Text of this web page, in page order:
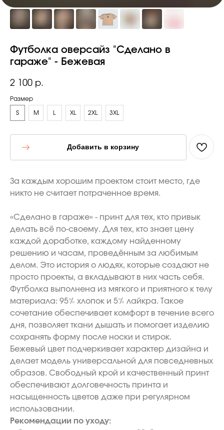
Футболка оверсайз "Сделано в
гараже" - Бежевая
2 100 р.
Размер
S M XL 2XL 3XL
Добавить в корзину
За каждым хорошим проектом стоит место, где
никто не считает потраченное время.
«Сделано в гараже» - принт для тех, кто привык
делать всё по-своему. Для тех, кто знает цену
каждой доработке, каждому найденному
решению и часам, проведённым за любимым
делом. Это история о людях, которые создают не
просто проекты, а вкладывают в них часть себя.
Футболка выполнена из мягкого и приятного к телу
материала: 95% хлопок и 5% лайкра. Такое
сочетание обеспечивает комфорт в течение всего
дня, позволяет ткани дышать и помогает изделию
сохранять форму после носки и стирок.
Бежевый цвет подчеркивает характер дизайна и
делает модель универсальной для повседневных
образов. Свободный крой и качественный принт
обеспечивают долговечность принта и
насыщенность цветов даже при регулярном
использовании.
Рекомендации по уходу: